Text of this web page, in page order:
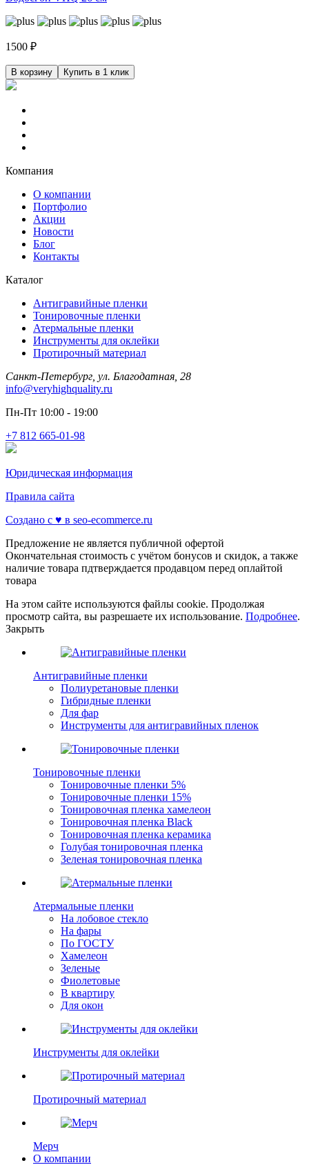
1500 ₽
В корзину Купить в 1 клик
Компания
О компании
Портфолио
Акции
Новости
Блог
Контакты
Каталог
Антигравийные пленки
Тонировочные пленки
Атермальные пленки
Инструменты для оклейки
Протирочный материал
Санкт-Петербург, ул. Благодатная, 28
info@veryhighquality.ru
Пн-Пт 10:00 - 19:00
+7 812 665-01-98
Юридическая информация
Правила сайта
Создано с ♥️ в seo-ecommerce.ru
Предложение не является публичной офертой
Окончательная стоимость с учётом бонусов и скидок, а также
наличие товара пдтверждается продавцом перед оплайтой
товара
На этом сайте используются файлы cookie. Продолжая
просмотр сайта, вы разрешаете их использование. Подробнее.
Закрыть
Антигравийные пленки
Полиуретановые пленки
Гибридные пленки
Для фар
Инструменты для антигравийных пленок
Тонировочные пленки
Тонировочные пленки 5%
Тонировочные пленки 15%
Тонировочная пленка хамелеон
Тонировочная пленка Black
Тонировочная пленка керамика
Голубая тонировочная пленка
Зеленая тонировочная пленка
Атермальные пленки
На лобовое стекло
На фары
По ГОСТУ
Хамелеон
Зеленые
Фиолетовые
В квартиру
Для окон
Инструменты для оклейки
Протирочный материал
Мерч
О компании